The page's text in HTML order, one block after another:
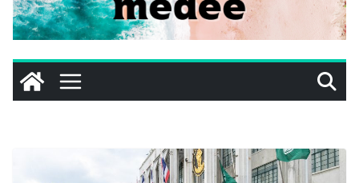
แฟชั่นไอเท็ม เสิร์ฟใหญ่ปักหมุดแลนมาร์คใหม่กลางสถานี
MRT วาง POVA 8 Series จุดเริ่มต้นครั้งสำคัญ
PIPPER STANDARD® เปิดตัวแชมพูอาบน้ำ และ โฟมอาบ
แห้งสัตว์เลี้ยง ชูนวัตกรรมพลังธรรมชาติ “Zero-Residue”
เลียขนได้ ปลอดภัย ไร้สารตกค้าง
เริ่มแล้ว! อ.ต.ก.แฟร์ 4 ภาค @ภาคกลาง “มนต์เสน่ห์เกษตร
ไทย สู่ใจกลางมหานคร” ชวนชิม ช้อป สินค้าเกษตร